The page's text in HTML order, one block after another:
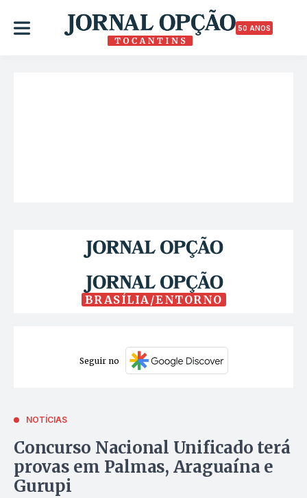
50 ANOS
BRASÍLIA/ENTORNO
Seguir no
NOTÍCIAS
Concurso Nacional Unificado terá
provas em Palmas, Araguaína e
Gurupi